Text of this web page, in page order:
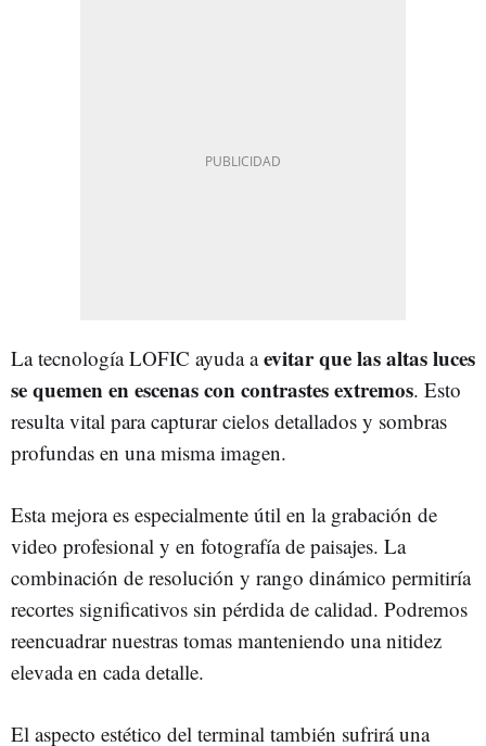
La tecnología LOFIC ayuda aevitar que las altas luces
se quemen en escenas con contrastes extremos. Esto
resulta vital para capturar cielos detallados y sombras
profundas en una misma imagen.
Esta mejora es especialmente útil en la grabación de
video profesional y en fotografía de paisajes. La
combinación de resolución y rango dinámico permitiría
recortes significativos sin pérdida de calidad. Podremos
reencuadrar nuestras tomas manteniendo una nitidez
elevada en cada detalle.
El aspecto estético del terminal también sufrirá una